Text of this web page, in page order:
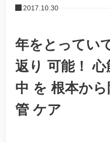
2017.10.30
年をとってい
返り 可能！
中 を 根本か
管 ケア